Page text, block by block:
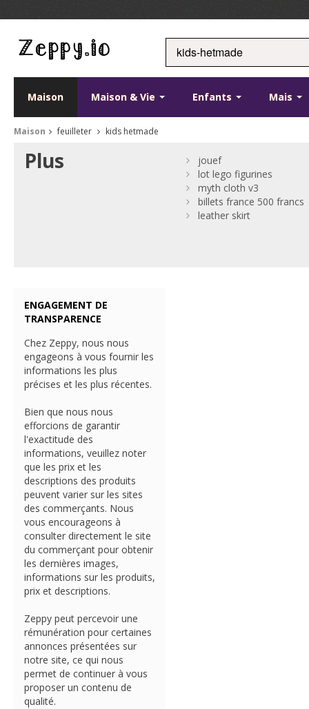
Maison Maison & Vie Enfants Mais
Maison feuilleter kids hetmade
Plus
jouef
lot lego figurines
myth cloth v3
billets france 500 francs
leather skirt
ENGAGEMENT DE
TRANSPARENCE
Chez Zeppy, nous nous
engageons à vous fournir les
informations les plus
précises et les plus récentes.
Bien que nous nous
efforcions de garantir
l'exactitude des
informations, veuillez noter
que les prix et les
descriptions des produits
peuvent varier sur les sites
des commerçants. Nous
vous encourageons à
consulter directement le site
du commerçant pour obtenir
les dernières images,
informations sur les produits,
prix et descriptions.
Zeppy peut percevoir une
rémunération pour certaines
annonces présentées sur
notre site, ce qui nous
permet de continuer à vous
proposer un contenu de
qualité.